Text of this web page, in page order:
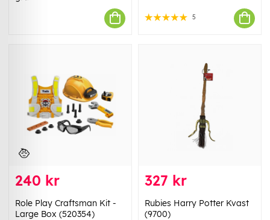
5
240 kr
Role Play Craftsman Kit -
Large Box (520354)
327 kr
Rubies Harry Potter Kvast
(9700)